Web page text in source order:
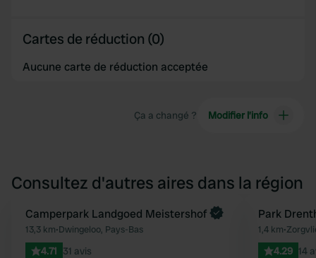
Cartes de réduction (0)
Aucune carte de réduction acceptée
Ça a changé ? Modifier l’info
Consultez d'autres aires dans la région
Préféré
Reserve maintenant
Camperpark Landgoed Meistershof
13,3 km•Dwingeloo, Pays-Bas
4.71 31 avis
Reserve
Park
1,4 km•
4.29 14